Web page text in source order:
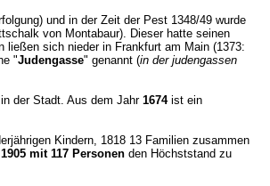
und in der Zeit der Pest 1348/49 wurde
von Montabaur). Dieser hatte seinen
ließen sich nieder in Frankfurt am Main (1373:
"Judengasse" genannt (in der judengassen
der Stadt. Aus dem Jahr 1674ist ein
Kindern, 1818 13 Familien zusammen
1905 mit 117 Personen den Höchststand zu